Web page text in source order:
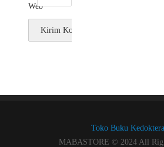
Web
Toko Buku
MABASTORE © 2024 All